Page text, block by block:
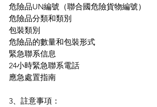
危險品UN編號（聯合國危險貨物編號）
危險品分類和類別
包裝類別
危險品的數量和包裝形式
緊急聯系信息
24小時緊急聯系電話
應急處置指南
3、註意事項：